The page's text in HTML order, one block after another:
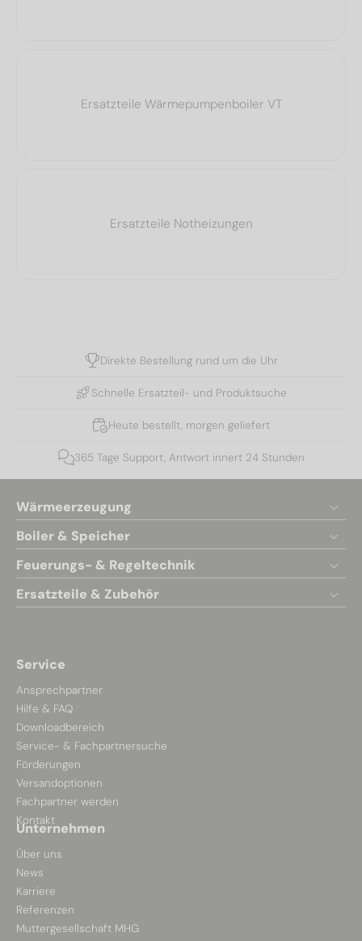
Ersatzteile Wärmepumpenboiler VT
Ersatzteile Notheizungen
Direkte Bestellung rund um die Uhr
Schnelle Ersatzteil- und Produktsuche
Heute bestellt, morgen geliefert
365 Tage Support, Antwort innert 24 Stunden
Wärmeerzeugung
Boiler & Speicher
Feuerungs- & Regeltechnik
Ersatzteile & Zubehör
Service
Ansprechpartner
Hilfe & FAQ
Downloadbereich
Service- & Fachpartnersuche
Förderungen
Versandoptionen
Fachpartner werden
Kontakt
Unternehmen
Über uns
News
Karriere
Referenzen
Muttergesellschaft MHG